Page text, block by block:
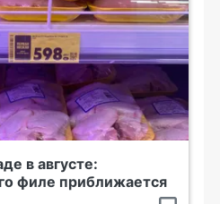
в августе:
филе приближается